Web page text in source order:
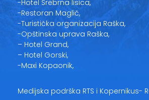
-Hotel Srebrna lisica,
-Restoran Maglič,
-Turistička organizacija Raška,
-Opštinska uprava Raška,
– Hotel Grand,
– Hotel Gorski,
-Maxi Kopaonik,
Medijska podrška RTS i Kopernikus-